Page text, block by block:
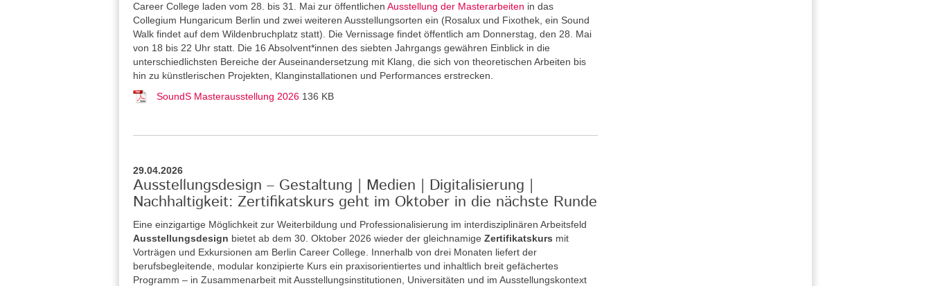
Career College laden vom 28. bis 31. Mai zur öffentlichen Ausstellung der Masterarbeiten in das
Collegium Hungaricum Berlin und zwei weiteren Ausstellungsorten ein (Rosalux und Fixothek, ein Sound
Walk findet auf dem Wildenbruchplatz statt). Die Vernissage findet öffentlich am Donnerstag, den 28. Mai
von 18 bis 22 Uhr statt. Die 16 Absolvent*innen des siebten Jahrgangs gewähren Einblick in die
unterschiedlichsten Bereiche der Auseinandersetzung mit Klang, die sich von theoretischen Arbeiten bis
hin zu künstlerischen Projekten, Klanginstallationen und Performances erstrecken.
SoundS Masterausstellung 2026 136 KB
29.04.2026
Ausstellungsdesign – Gestaltung | Medien | Digitalisierung |
Nachhaltigkeit: Zertifikatskurs geht im Oktober in die nächste Runde
Eine einzigartige Möglichkeit zur Weiterbildung und Professionalisierung im interdisziplinären Arbeitsfeld
Ausstellungsdesign bietet ab dem 30. Oktober 2026 wieder der gleichnamige Zertifikatskurs mit
Vorträgen und Exkursionen am Berlin Career College. Innerhalb von drei Monaten liefert der
berufsbegleitende, modular konzipierte Kurs ein praxisorientiertes und inhaltlich breit gefächertes
Programm – in Zusammenarbeit mit Ausstellungsinstitutionen, Universitäten und im Ausstellungskontext